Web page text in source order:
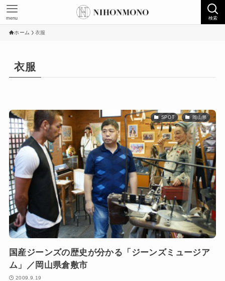
検索
menu
ホーム 衣服
衣服
SPOT 岡山県
国産ジーンズの歴史が分かる「ジーンズミュージア
ム」／岡山県倉敷市
2009.9.19